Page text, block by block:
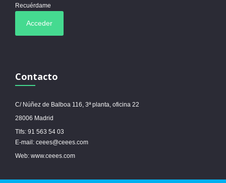
Recuérdame
Contacto
C/ Núñez de Balboa 116, 3ª planta, oficina 22
28006 Madrid
Tlfs: 91 563 54 03
E-mail: ceees@ceees.com
Web: www.ceees.com